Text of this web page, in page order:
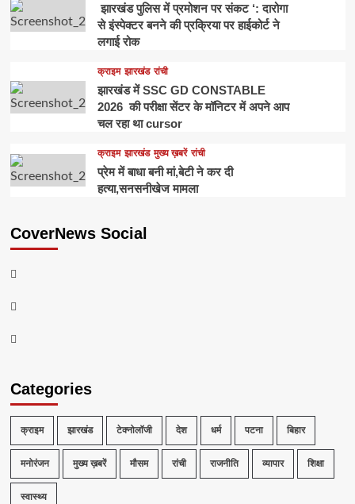
झारखंड पुलिस में प्रमोशन पर संकट ‘: दारोगा
से इंस्पेक्टर बनने की प्रक्रिया पर हाईकोर्ट ने
लगाई रोक
क्राइम झारखंड रांची
झारखंड में SSC GD CONSTABLE
2026 की परीक्षा सेंटर के मॉनिटर में अपने आप
चल रहा था cursor
क्राइम झारखंड मुख्य ख़बरें रांची
प्रेम में बाधा बनी मां,बेटी ने कर दी
हत्या,सनसनीखेज मामला
CoverNews Social
Facebook
Youtube
Telegram
Categories
क्राइम झारखंड टेक्नोलॉजी देश धर्म पटना बिहार
मनोरंजन मुख्य ख़बरें मौसम रांची राजनीति व्यापार शिक्षा
स्वास्थ्य